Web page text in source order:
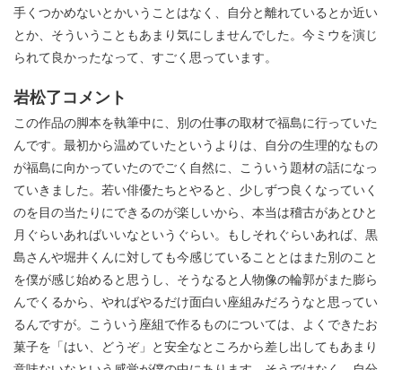
手くつかめないとかいうことはなく、自分と離れているとか近い
とか、そういうこともあまり気にしませんでした。今ミウを演じ
られて良かったなって、すごく思っています。
岩松了コメント
この作品の脚本を執筆中に、別の仕事の取材で福島に行っていた
んです。最初から温めていたというよりは、自分の生理的なもの
が福島に向かっていたのでごく自然に、こういう題材の話になっ
ていきました。若い俳優たちとやると、少しずつ良くなっていく
のを目の当たりにできるのが楽しいから、本当は稽古があとひと
月ぐらいあればいいなというぐらい。もしそれぐらいあれば、黒
島さんや堀井くんに対しても今感じていることとはまた別のこと
を僕が感じ始めると思うし、そうなると人物像の輪郭がまた膨ら
んでくるから、やればやるだけ面白い座組みだろうなと思ってい
るんですが。こういう座組で作るものについては、よくできたお
菓子を「はい、どうぞ」と安全なところから差し出してもあまり